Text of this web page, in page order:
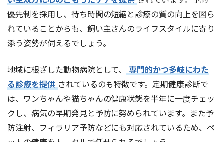
優先制を採用し、待ち時間の短縮と診療の質の向上を図ら
れていることからも、飼い主さんのライフスタイルに寄り
添う姿勢が伺えるでしょう。
地域に根ざした動物病院として、
専門的かつ多岐にわた
る診療を提供 されているのも特徴です。定期健康診断で
は、ワンちゃんや猫ちゃんの健康状態を半年に一度チェッ
クし、病気の早期発見と予防に努められています。また予
防注射、フィラリア予防などにも対応されているため、ペ